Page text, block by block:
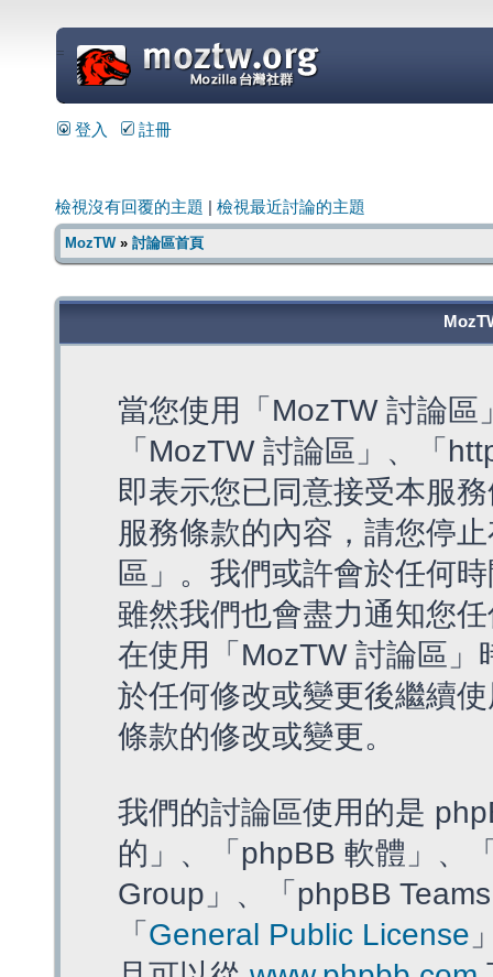
=
登入 註冊
檢視沒有回覆的主題 檢視最近討論的主題
MozTW» 討論區首頁
當您使用「MozTW 討論
「MozTW 討論區」、「
即表示您已同意接受本服
服務條款的內容，請您停
區」。我們或許會於任何
雖然我們也會盡力通知您
在使用「MozTW 討論區
於任何修改或變更後繼續
條款的修改或變更。
我們的討論區使用的是
的」、「phpBB 軟體」、
Group」、「phpBB
「 General Public License